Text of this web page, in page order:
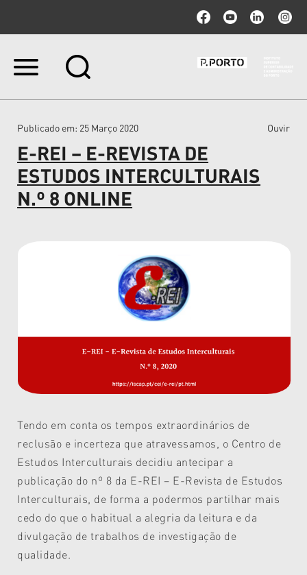
Ir
Ir
navegação
Publicado em: 25 Março 2020 Ouvir
E-REI – E-REVISTA DE
ESTUDOS INTERCULTURAIS
N.º 8 ONLINE
Tendo em conta os tempos extraordinários de
reclusão e incerteza que atravessamos, o Centro de
Estudos Interculturais decidiu antecipar a
publicação do nº 8 da E-REI – E-Revista de Estudos
Interculturais, de forma a podermos partilhar mais
cedo do que o habitual a alegria da leitura e da
divulgação de trabalhos de investigação de
qualidade.